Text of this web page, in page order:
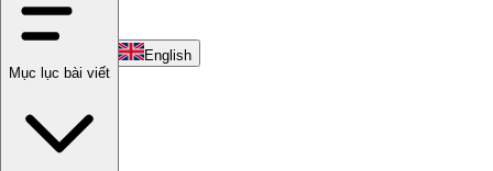
Liên hệ
English
Mục lục bài viết